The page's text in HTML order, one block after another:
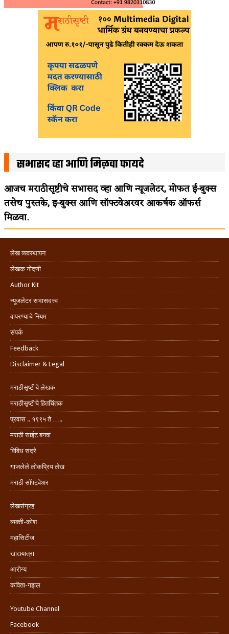
सभासद व्हा आणि मिळवा फायदे
आजच मराठीसृष्टीचे सभासद व्हा आणि न्यूजलेटर, मोफत ई-बुक्स
तसेच पुस्तके, इ-बुक्स आणि सॉफ्टवेअरवर आकर्षक ऑफर्स
मिळवा.
लेख व्यवस्थापन
लेखक नोंदणी
Author Kit
न्यूजलेटर सभासदत्त्व
वापरण्याचे नियम
संपर्क
Feedback
Disclaimer & Legal
मराठीसृष्टीचे लेखक
मराठीसृष्टीचे हितचिंतक
प्रवास .. १९९५ ते …..
मराठी साईट बनवा
विविध सदरे
गाजलेले लोकप्रिय लेख
मराठी सॉफ्टवेअर
लेखसंग्रह
व्यक्ती-कोश
महासिटीज
खाद्ययात्रा
आरोग्य
कविता-गझल
Youtube Channel
Facebook